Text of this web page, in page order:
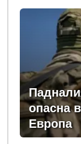
опасна
Европа